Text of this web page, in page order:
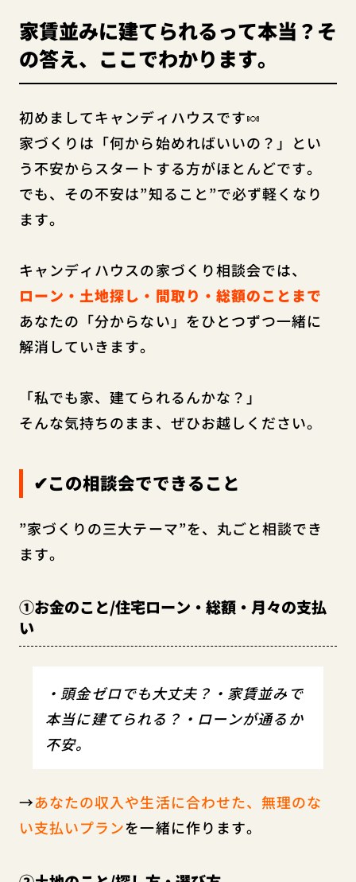
家賃並みに建てられるって本当？そ
の答え、ここでわかります。
初めましてキャンディハウスです🍬
家づくりは「何から始めればいいの？」とい
う不安からスタートする方がほとんどです。
でも、その不安は”知ること”で必ず軽くなり
ます。
キャンディハウスの家づくり相談会では、
ローン・土地探し・間取り・総額のことまで
あなたの「分からない」をひとつずつ一緒に
解消していきます。
「私でも家、建てられるんかな？」
そんな気持ちのまま、ぜひお越しください。
✔この相談会でできること
”家づくりの三大テーマ”を、丸ごと相談でき
ます。
①お金のこと/住宅ローン・総額・月々の支払
い
・頭金ゼロでも大丈夫？・家賃並みで
本当に建てられる？・ローンが通るか
不安。
→あなたの収入や生活に合わせた、無理のな
い支払いプランを一緒に作ります。